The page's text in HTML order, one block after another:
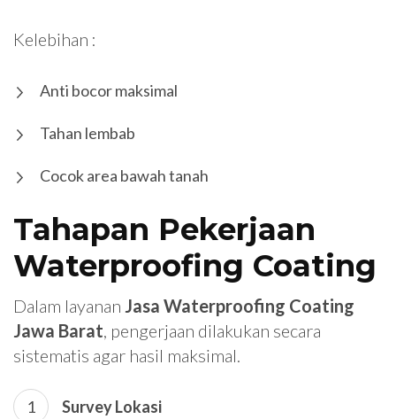
Kelebihan :
Anti bocor maksimal
Tahan lembab
Cocok area bawah tanah
Tahapan Pekerjaan
Waterproofing Coating
Dalam layanan Jasa Waterproofing Coating
Jawa Barat, pengerjaan dilakukan secara
sistematis agar hasil maksimal.
Survey Lokasi